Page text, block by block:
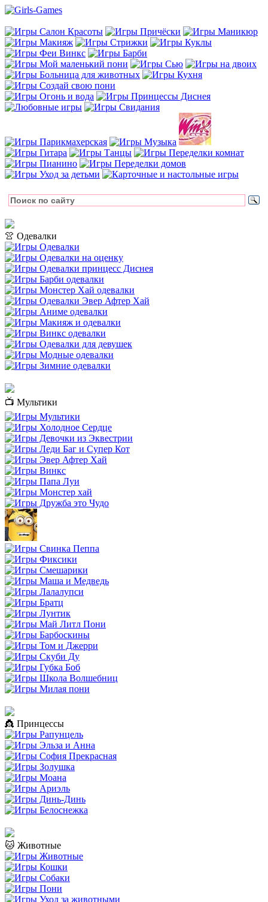
👚 Одевалки
📺 Мультики
👸 Принцессы
🐱 Животные